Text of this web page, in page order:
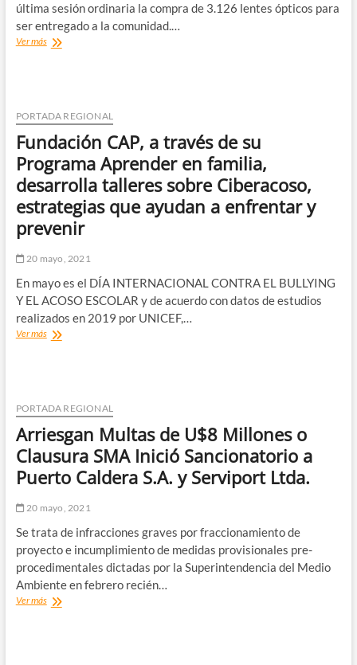
última sesión ordinaria la compra de 3.126 lentes ópticos para
ser entregado a la comunidad.…
Ver másSalud
más
de
3.100
ópticos
para
comunidad
PORTADA REGIONAL
Fundación CAP, a través de su
Programa Aprender en familia,
desarrolla talleres sobre Ciberacoso,
estrategias que ayudan a enfrentar y
prevenir
20 mayo, 2021
En mayo es el DÍA INTERNACIONAL CONTRA EL BULLYING
Y EL ACOSO ESCOLAR y de acuerdo con datos de estudios
realizados en 2019 por UNICEF,…
Ver másFundación
su
Programa
Aprender
familia,
desarrolla
sobre
estrategias
que
ayudan
enfrentar
y
PORTADA REGIONAL
Arriesgan Multas de U$8 Millones o
Clausura SMA Inició Sancionatorio a
Puerto Caldera S.A. y Serviport Ltda.
20 mayo, 2021
Se trata de infracciones graves por fraccionamiento de
proyecto e incumplimiento de medidas provisionales pre-
procedimentales dictadas por la Superintendencia del Medio
Ambiente en febrero recién…
Ver másArriesgan